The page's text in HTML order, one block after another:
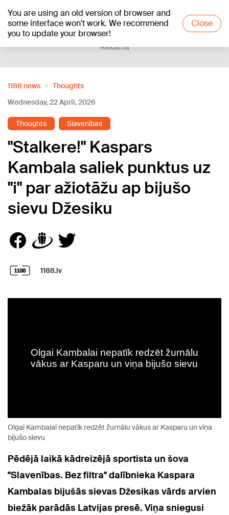
You are using an old version of browser and
some interface won't work. We recommend
you to update your browser!
Close
+24°C
Reklāma
1188 news
Thoughts
Wednesday, 22 April, 2026
Thoughts Slavenības
"Stalkere!" Kaspars
Kambala saliek punktus uz
"i" par ažiotāžu ap bijušo
sievu Džesiku
1188.lv
Olgai Kambalai nepatīk redzēt žurnālu vākus ar Kasparu un viņa
bijušo sievu
Pēdējā laikā kādreizējā sportista un šova
"Slavenības. Bez filtra" dalībnieka Kaspara
Kambalas bijušās sievas Džesikas vārds arvien
biežāk parādās Latvijas presē. Viņa sniegusi